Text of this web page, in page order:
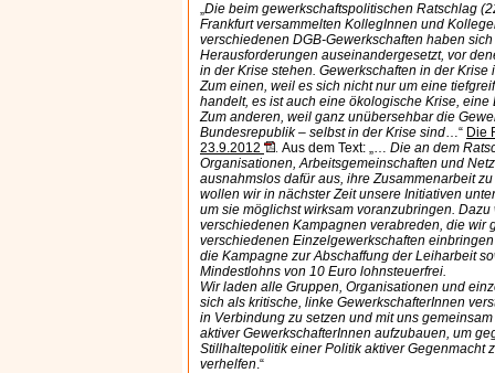
„Die beim gewerkschaftspolitischen Ratschlag
Frankfurt versammelten KollegInnen und
verschiedenen DGB-Gewerkschaften haben
Herausforderungen auseinandergesetzt, vor
in der Krise stehen. Gewerkschaften in der
Zum einen, weil es sich nicht nur um eine
handelt, es ist auch eine ökologische Krise, eine
Zum anderen, weil ganz unübersehbar die
Bundesrepublik – selbst in der Krise sind…“ Die
23.9.2012
Aus dem Text: „… Die an dem
Organisationen, Arbeitsgemeinschaften und
ausnahmslos dafür aus, ihre Zusammenarbeit
wollen wir in nächster Zeit unsere Initiativen
um sie möglichst wirksam voranzubringen.
verschiedenen Kampagnen verabreden, die wir
verschiedenen Einzelgewerkschaften
die Kampagne zur Abschaffung der Leiharbeit
Mindestlohns von 10 Euro lohnsteuerfrei.
Wir laden alle Gruppen, Organisationen und
sich als kritische, linke GewerkschafterInnen
in Verbindung zu setzen und mit uns
aktiver GewerkschafterInnen aufzubauen, um
Stillhaltepolitik einer Politik aktiver Gegenmacht
verhelfen.“